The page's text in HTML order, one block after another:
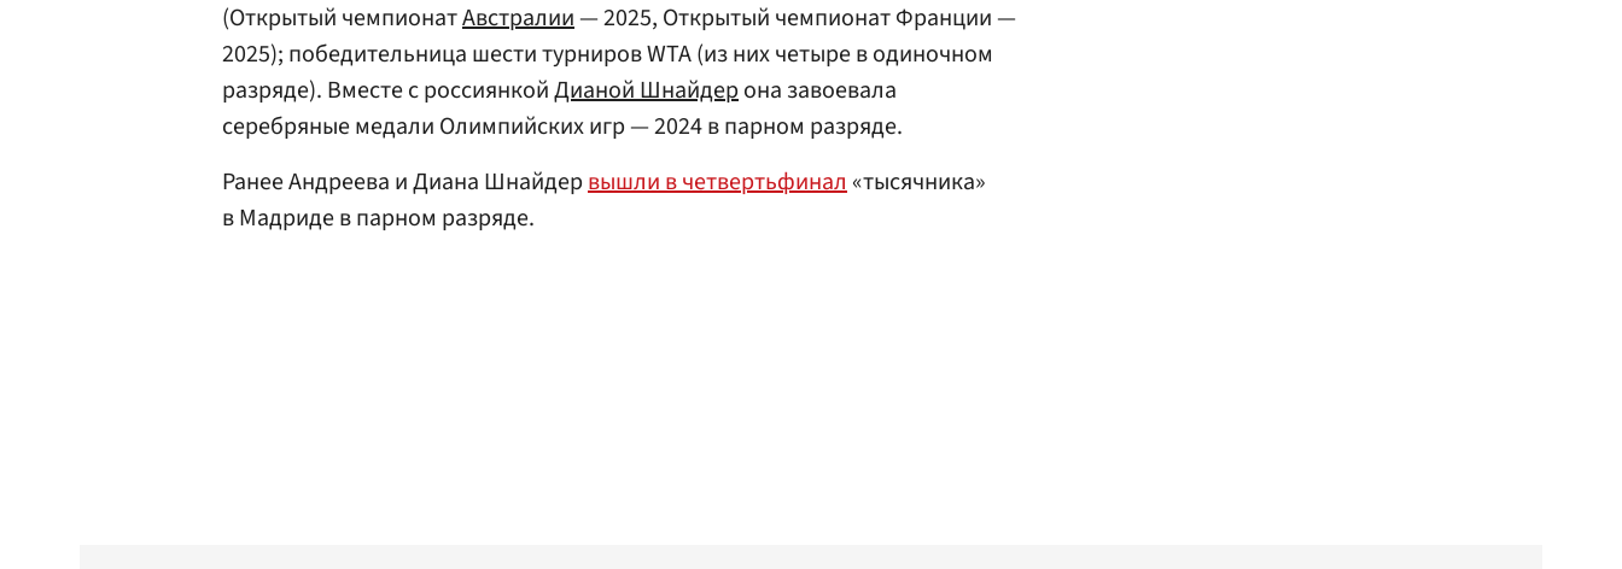
(Открытый чемпионатАвстралии— 2025, Открытый чемпионат Франции —
2025); победительница шести турниров WTA (из них четыре в одиночном
разряде). Вместе с россиянкойДианой Шнайдерона завоевала
серебряные медали Олимпийских игр — 2024 в парном разряде.
Ранее Андреева и Диана Шнайдервышли в четвертьфинал«тысячника»
в Мадриде в парном разряде.